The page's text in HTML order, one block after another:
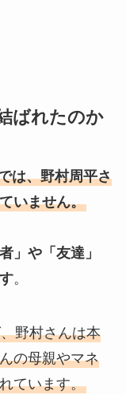
ばれたのか
は、野村周平さ
いません。
」や「友達」
。
野村さんは本
の母親やマネ
ています。